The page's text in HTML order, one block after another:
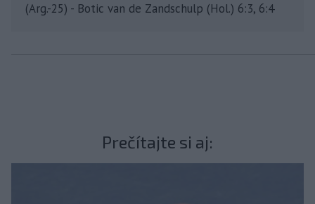
(Arg.-25) - Botic van de Zandschulp (Hol.) 6:3, 6:4
Prečítajte si aj: